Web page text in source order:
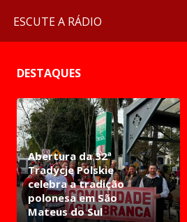
ESCUTE A RÁDIO
DESTAQUES
Abertura da 32ª
Tradycje Polskie
celebra a tradição
polonesa em São
Mateus do Sul